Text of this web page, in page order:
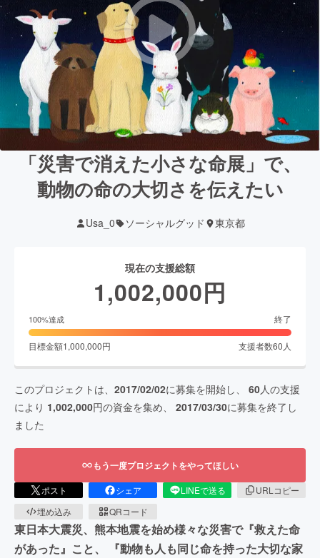
「災害で消えた小さな命展」で、
動物の命の大切さを伝えたい
Usa_0 ソーシャルグッド 東京都
現在の支援総額
1,002,000円
100%達成 終了
目標金額1,000,000円 支援者数60 人
このプロジェクトは、 2017/02/02に募集を開始し、 60人の支援
により 1,002,000円の資金を集め、 2017/03/30に募集を終了し
ました
もう一度プロジェクトをやってほしい
ポスト シェア LINEで送る
URLコピー
埋め込み
QRコード
東日本大震災、熊本地震を始め様々な災害で『救えた命
があった』こと、 『動物も人も同じ命を持った大切な家